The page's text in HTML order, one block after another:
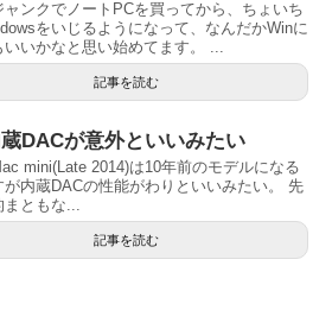
ャンクでノートPCを買ってから、ちょいち
をいじるようになって、なんだかWinに
いいかなと思い始めてます。 ...
記事を読む
DACが意外といいみたい
mini(Late 2014)は10年前のモデルになる
が内蔵DACの性能がわりといいみたい。 先
まともな...
記事を読む